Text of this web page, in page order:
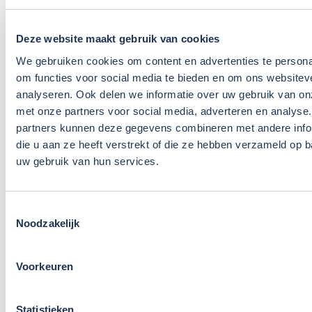
Deze website maakt gebruik van cookies
We gebruiken cookies om content en advertenties te
om functies voor social media te bieden en om ons
analyseren. Ook delen we informatie over uw gebruik van
met onze partners voor social media, adverteren en
partners kunnen deze gegevens combineren met andere
die u aan ze heeft verstrekt of die ze hebben verzameld op
uw gebruik van hun services.
Noodzakelijk
Voorkeuren
Statistieken
Jul
2026
Nieuws
Weet jij welke taken een
preventiemedewerker wettelijk
moet uitvoeren[M?
Als preventiemedewerker speel je een belangrijke
werkomgeving. Je bent de spil tussen beleid en
verbeteringen en draagt act...